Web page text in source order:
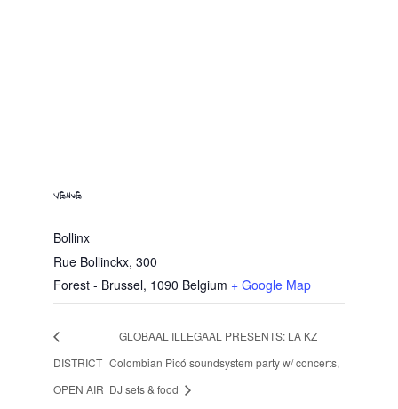
VENUE
Bollinx
Rue Bollinckx, 300
Forest - Brussel, 1090 Belgium + Google Map
DISTRICT
OPEN AIR
GLOBAAL ILLEGAAL PRESENTS: LA KZ
Colombian Picó soundsystem party w/ concerts,
DJ sets & food